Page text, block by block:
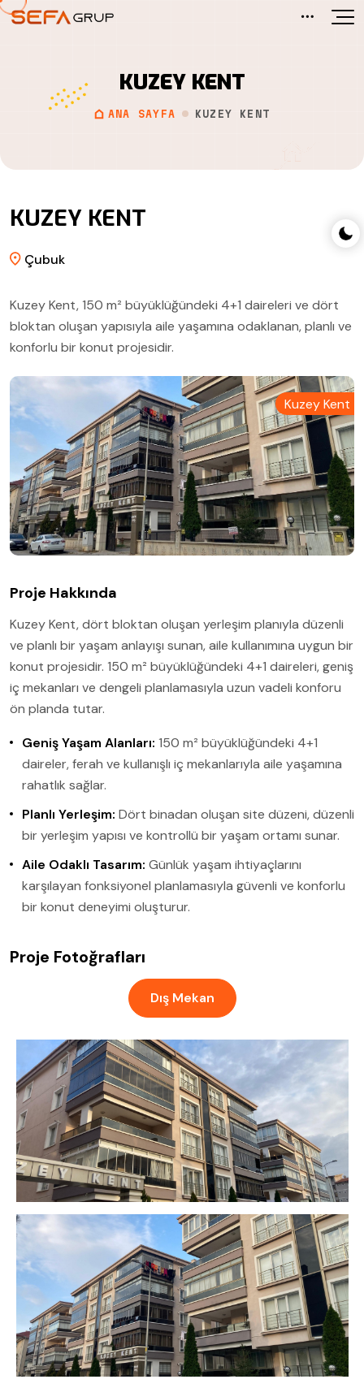
Basında Biz
SEF Capital 1
SEF Meydan
SEF Point 70
SEF Bağlıca
Ness Bağlıca
Kampüs Esenboğa
Yasemin Evleri
Cadde Life
Kuzey Kent
KUZEY KENT
ANA SAYFA KUZEY KENT
KUZEY KENT
Çubuk
Kuzey Kent, 150 m² büyüklüğündeki 4+1 daireleri ve dört
bloktan oluşan yapısıyla aile yaşamına odaklanan, planlı ve
konforlu bir konut projesidir.
Kuzey Kent
Proje Hakkında
Kuzey Kent, dört bloktan oluşan yerleşim planıyla düzenli
ve planlı bir yaşam anlayışı sunan, aile kullanımına uygun bir
konut projesidir. 150 m² büyüklüğündeki 4+1 daireleri, geniş
iç mekanları ve dengeli planlamasıyla uzun vadeli konforu
ön planda tutar.
Geniş Yaşam Alanları: 150 m² büyüklüğündeki 4+1
daireler, ferah ve kullanışlı iç mekanlarıyla aile yaşamına
rahatlık sağlar.
Planlı Yerleşim: Dört binadan oluşan site düzeni, düzenli
bir yerleşim yapısı ve kontrollü bir yaşam ortamı sunar.
Aile Odaklı Tasarım: Günlük yaşam ihtiyaçlarını
karşılayan fonksiyonel planlamasıyla güvenli ve konforlu
bir konut deneyimi oluşturur.
Proje Fotoğrafları
Dış Mekan